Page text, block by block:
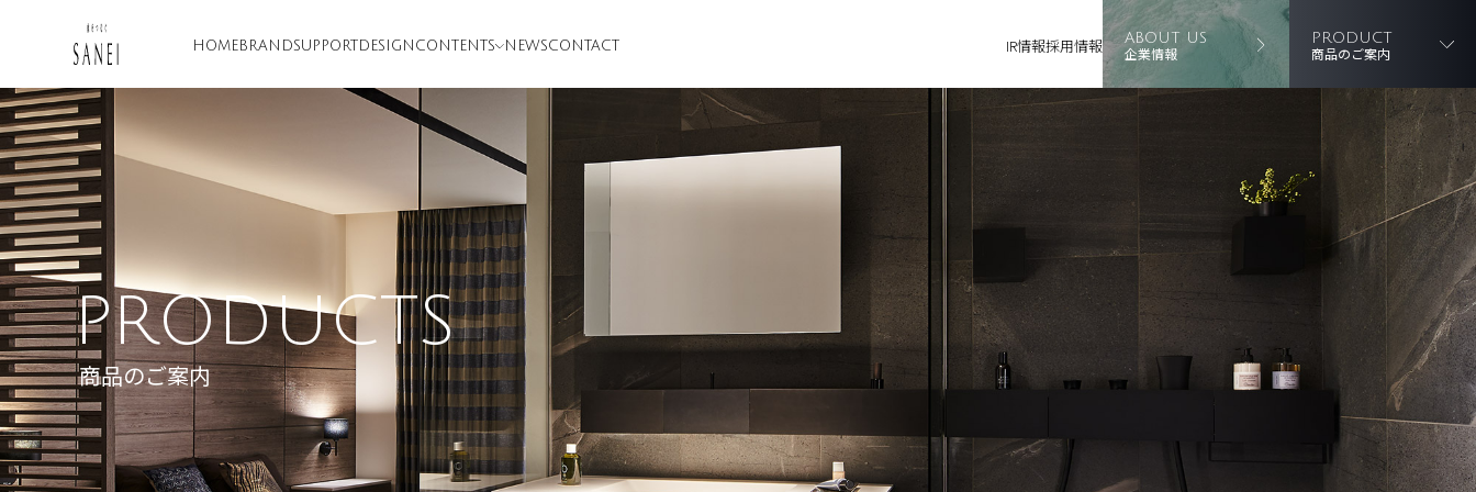
HOME BRANDSUPPORT DESIGN CONTENTS NEWSCONTACT IR情報採用情報 ABOUT US
企業情報
PRODUCT
商品のご案内
PRODUCTS
商品のご案内